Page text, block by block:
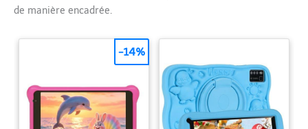
de manière encadrée.
-14%